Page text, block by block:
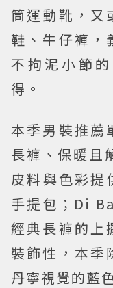
筒運動靴，又
鞋、牛仔褲，
不拘泥小節
得。
本季男裝推薦
長褲、保暖且
皮料與色彩
手提包；Di
經典長褲的上
裝飾性，本季
丹寧視覺的藍